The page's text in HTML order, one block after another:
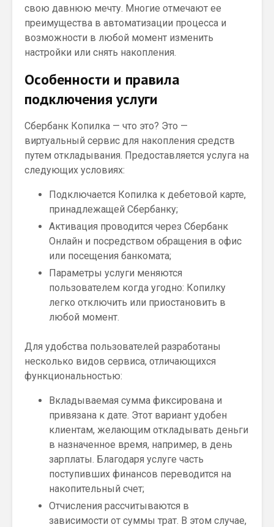
свою давнюю мечту. Многие отмечают ее
преимущества в автоматизации процесса и
возможности в любой момент изменить
настройки или снять накопления.
Особенности и правила
подключения услуги
Сбербанк Копилка — что это? Это —
виртуальный сервис для накопления средств
путем откладывания. Предоставляется услуга на
следующих условиях:
Подключается Копилка к дебетовой карте,
принадлежащей Сбербанку;
Активация проводится через Сбербанк
Онлайн и посредством обращения в офис
или посещения банкомата;
Параметры услуги меняются
пользователем когда угодно: Копилку
легко отключить или приостановить в
любой момент.
Для удобства пользователей разработаны
несколько видов сервиса, отличающихся
функциональностью:
Вкладываемая сумма фиксирована и
привязана к дате. Этот вариант удобен
клиентам, желающим откладывать деньги
в назначенное время, например, в день
зарплаты. Благодаря услуге часть
поступивших финансов переводится на
накопительный счет;
Отчисления рассчитываются в
зависимости от суммы трат. В этом случае,